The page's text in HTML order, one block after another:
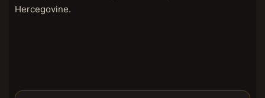
Hercegovine.